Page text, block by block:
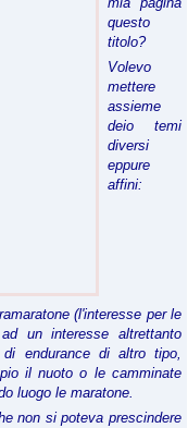
questo
titolo?
Volevo
mettere
assieme
deio temi
diversi
eppure
affini:
(l'interesse per le
un interesse altrettanto
endurance di altro tipo,
il nuoto o le camminate
luogo le maratone.
non si poteva prescindere